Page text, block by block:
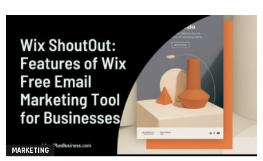
MARKETING